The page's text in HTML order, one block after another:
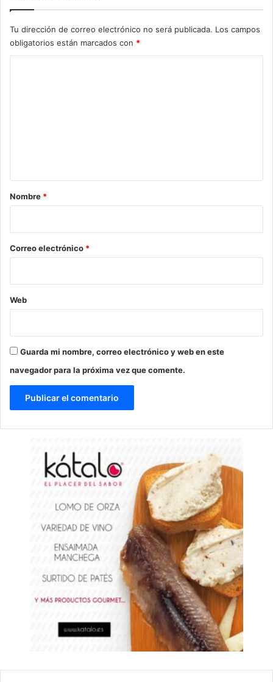
Tu dirección de correo electrónico no será publicada. Los campos
obligatorios están marcados con *
r
*
Nombre *
Correo electrónico *
Web
Guarda mi nombre, correo electrónico y web en este
navegador para la próxima vez que comente.